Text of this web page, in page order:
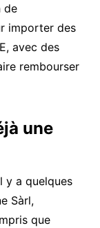
de
importer des
avec des
rembourser
une
y a quelques
Sàrl,
que